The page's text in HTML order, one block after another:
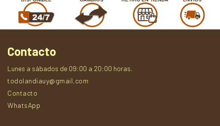
Contacto
Lunes a sábados de 09:00 a 20:00 horas.
todolandiauy@gmail.com
Contacto
WhatsApp